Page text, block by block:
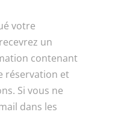
votre
un
contenant
réservation et
Si vous ne
dans les